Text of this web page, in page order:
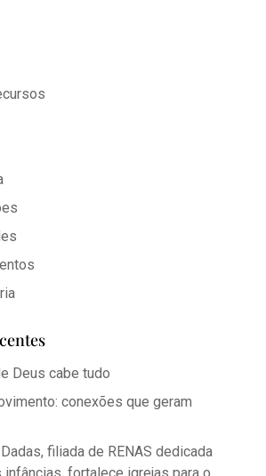
Deus cabe tudo
conexões que geram
filiada de RENAS dedicada